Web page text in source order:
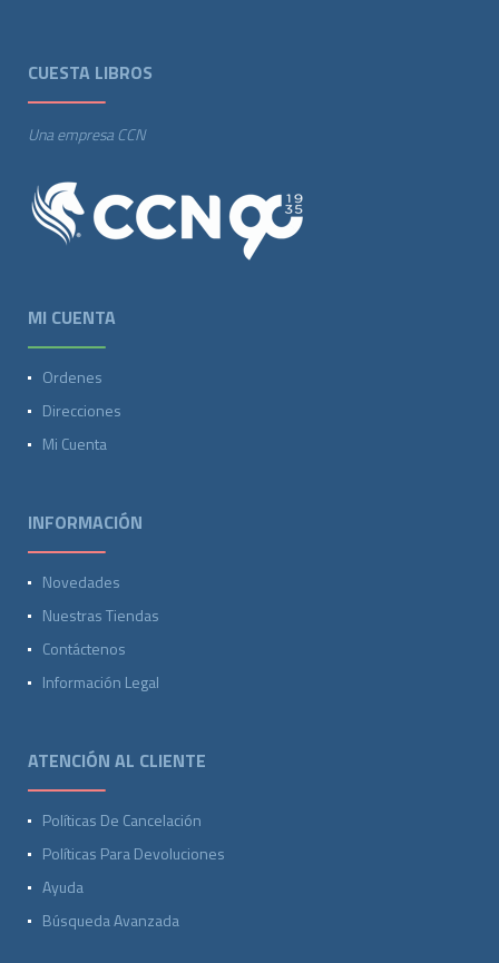
CUESTA LIBROS
Una empresa CCN
MI CUENTA
Ordenes
Direcciones
Mi Cuenta
INFORMACIÓN
Novedades
Nuestras Tiendas
Contáctenos
Información Legal
ATENCIÓN AL CLIENTE
Políticas De Cancelación
Políticas Para Devoluciones
Ayuda
Búsqueda Avanzada